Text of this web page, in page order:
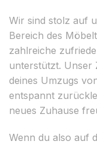
Wir sind stolz auf
Bereich des
zahlreiche
unterstützt. Unser
deines Umzugs
entspannt
neues Zuhause
Wenn du also auf